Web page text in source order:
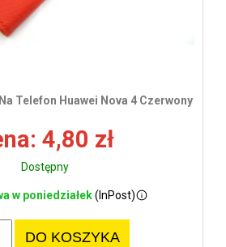
Telefon Huawei Nova 4 Czerwony
4,80 zł
Dostępny
w poniedziałek(InPost)
DO KOSZYKA